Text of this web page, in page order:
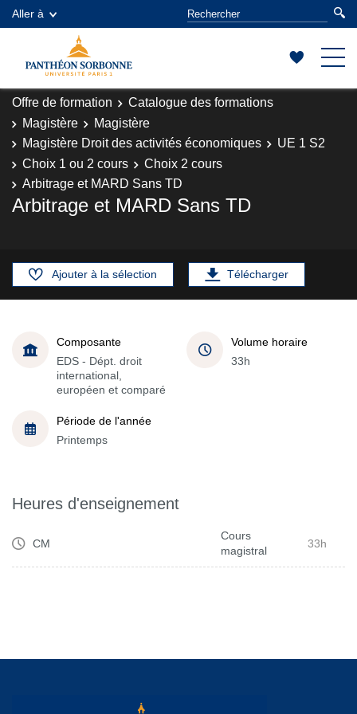
Aller à
Offre de formation
Catalogue des formations
Magistère
Magistère
Magistère Droit des activités économiques
UE 1 S2
Choix 1 ou 2 cours
Choix 2 cours
Arbitrage et MARD Sans TD
Arbitrage et MARD Sans TD
Ajouter à la sélection Télécharger
Composante
EDS - Dépt. droit
international,
européen et comparé
Volume horaire
33h
Période de l'année
Printemps
Heures d'enseignement
CM
Cours
magistral
33h